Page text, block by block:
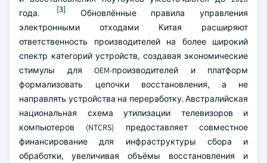
года.
[3]Обновлённые правила управления
электронными отходами Китая расширяют
ответственность производителей на более широкий
спектр категорий устройств, создавая экономические
стимулы для OEM-производителей и платформ
формализовать цепочки восстановления, а не
направлять устройства на переработку. Австралийская
национальная схема утилизации телевизоров и
компьютеров (NTCRS) предоставляет совместное
финансирование для инфраструктуры сбора и
обработки, увеличивая объёмы восстановления и